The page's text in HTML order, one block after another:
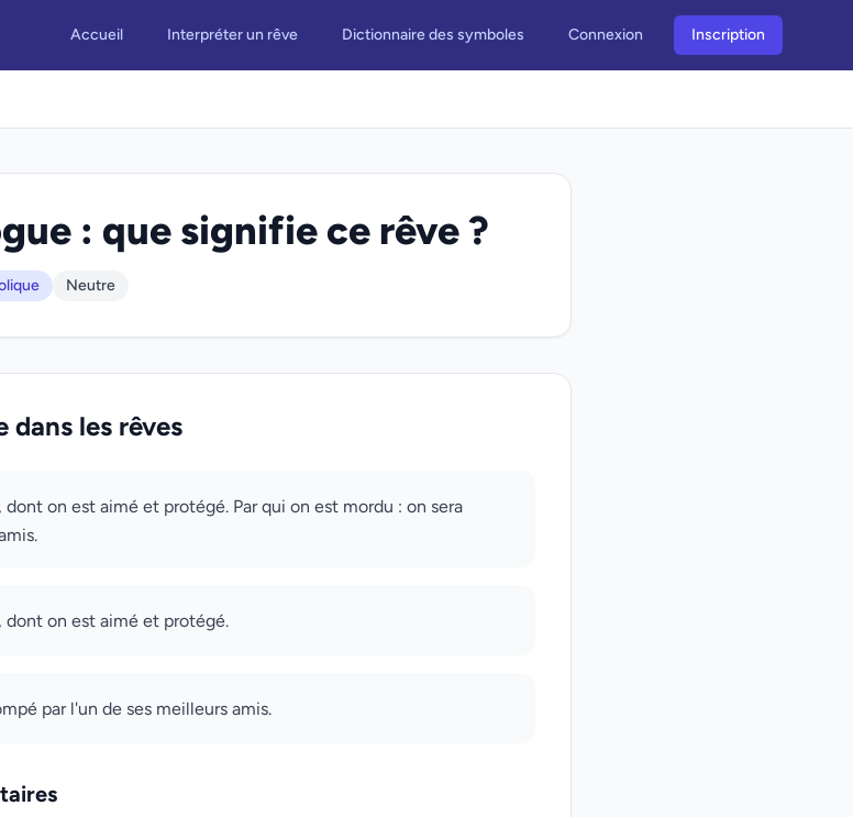
Accueil Interpréter un rêve Dictionnaire des symboles Connexion Inscription
: que signifie ce rêve ?
Neutre
dans les rêves
on est aimé et protégé. Par qui on est mordu : on sera
dont on est aimé et protégé.
par l'un de ses meilleurs amis.